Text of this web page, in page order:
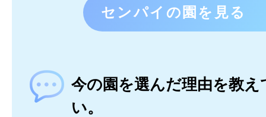
センパイの園を見る
今の園を選んだ理由を教え
い。